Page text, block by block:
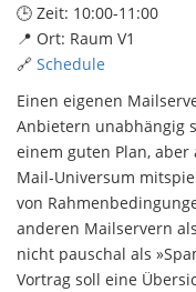
🕒 Zeit: 10:00-11:00
📍 Ort: Raum V1
🔗 Schedule
Einen eigenen
Anbietern unabhängig
einem guten Plan,
Mail-Universum
von
anderen Mailservern
nicht pauschal als
Vortrag soll eine